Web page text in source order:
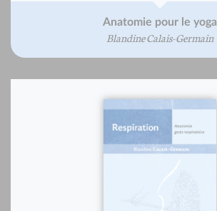
Anatomie pour le yoga
Blandine Calais-Germain